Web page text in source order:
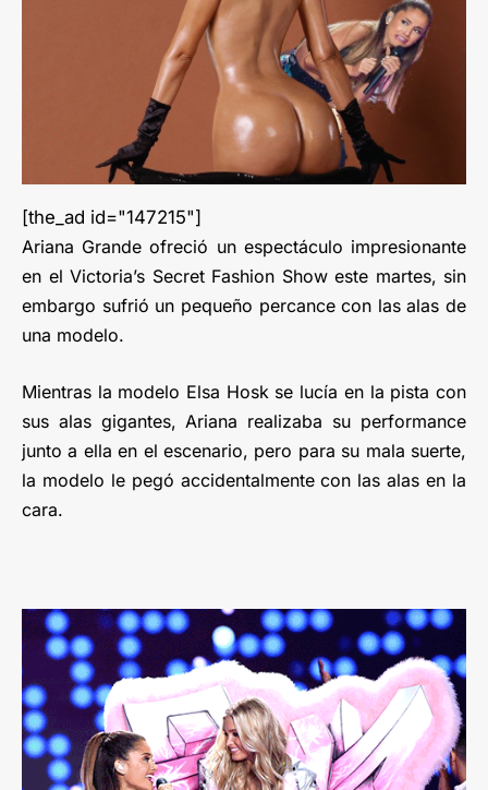
[the_ad id="147215"]
Ariana Grande ofreció un espectáculo impresionante
en el Victoria’s Secret Fashion Show este martes, sin
embargo sufrió un pequeño percance con las alas de
una modelo.
Mientras la modelo Elsa Hosk se lucía en la pista con
sus alas gigantes, Ariana realizaba su performance
junto a ella en el escenario, pero para su mala suerte,
la modelo le pegó accidentalmente con las alas en la
cara.